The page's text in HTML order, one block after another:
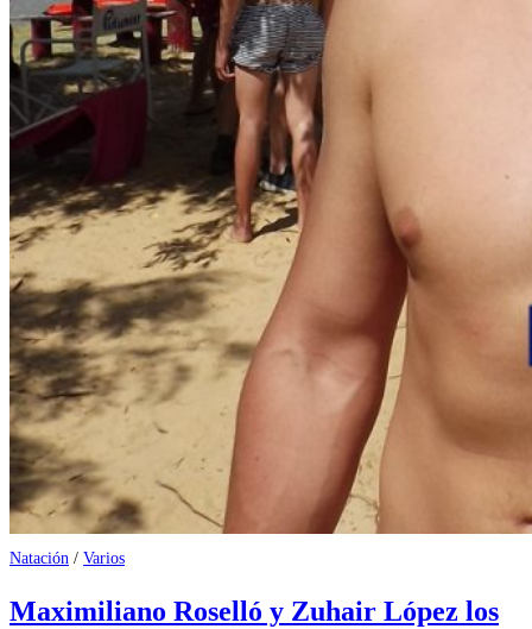
Natación / Varios
Maximiliano Roselló y Zuhair López los